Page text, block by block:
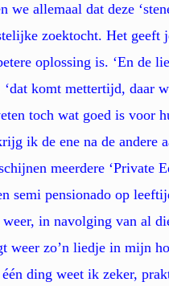
we allemaal dat deze
zoektocht. Het geeft
oplossing is. ‘En de
komt mettertijd, daar
toch wat goed is voor
ik de ene na de andere
meerdere ‘Private
semi pensionado op
in navolging van al
weer zo’n liedje in mijn
één ding weet ik zeker,